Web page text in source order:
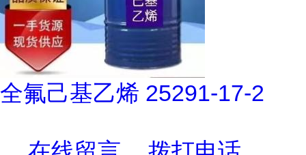
全氟己基乙烯 25291-17-2